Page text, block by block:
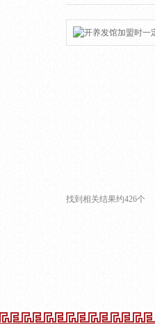
找到相关结果约426个